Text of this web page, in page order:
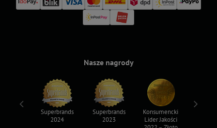
Nasze nagrody
Superbrands
2024
Superbrands
2023
Konsumencki
Lider Jakości